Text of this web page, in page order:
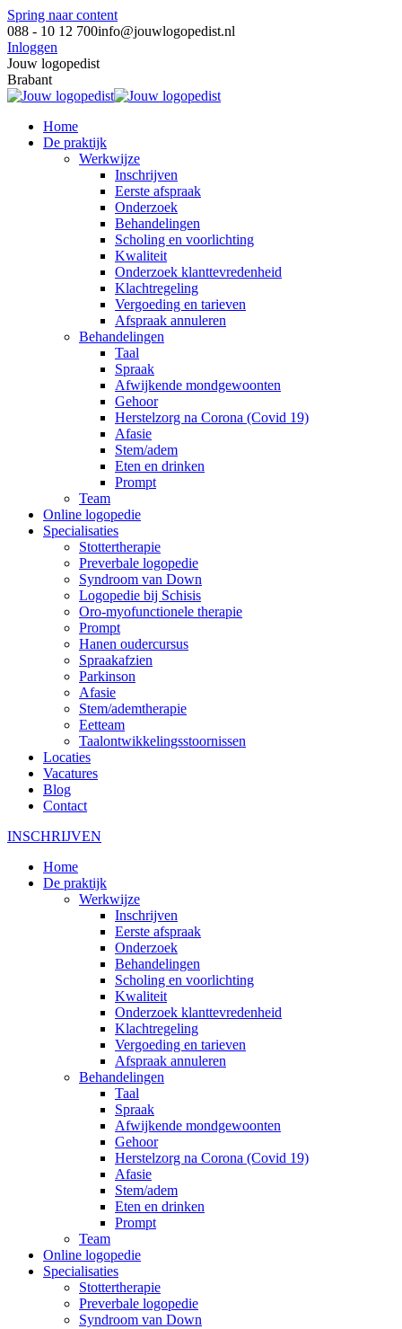
Spring naar content
088 - 10 12 700info@jouwlogopedist.nl
Inloggen
Jouw logopedist
Brabant
Home
De praktijk
Werkwijze
Inschrijven
Eerste afspraak
Onderzoek
Behandelingen
Scholing en voorlichting
Kwaliteit
Onderzoek klanttevredenheid
Klachtregeling
Vergoeding en tarieven
Afspraak annuleren
Behandelingen
Taal
Spraak
Afwijkende mondgewoonten
Gehoor
Herstelzorg na Corona (Covid 19)
Afasie
Stem/adem
Eten en drinken
Prompt
Team
Online logopedie
Specialisaties
Stottertherapie
Preverbale logopedie
Syndroom van Down
Logopedie bij Schisis
Oro-myofunctionele therapie
Prompt
Hanen oudercursus
Spraakafzien
Parkinson
Afasie
Stem/ademtherapie
Eetteam
Taalontwikkelingsstoornissen
Locaties
Vacatures
Blog
Contact
INSCHRIJVEN
Home
De praktijk
Werkwijze
Inschrijven
Eerste afspraak
Onderzoek
Behandelingen
Scholing en voorlichting
Kwaliteit
Onderzoek klanttevredenheid
Klachtregeling
Vergoeding en tarieven
Afspraak annuleren
Behandelingen
Taal
Spraak
Afwijkende mondgewoonten
Gehoor
Herstelzorg na Corona (Covid 19)
Afasie
Stem/adem
Eten en drinken
Prompt
Team
Online logopedie
Specialisaties
Stottertherapie
Preverbale logopedie
Syndroom van Down